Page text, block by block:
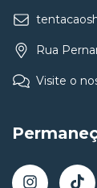
Rua
Visite o